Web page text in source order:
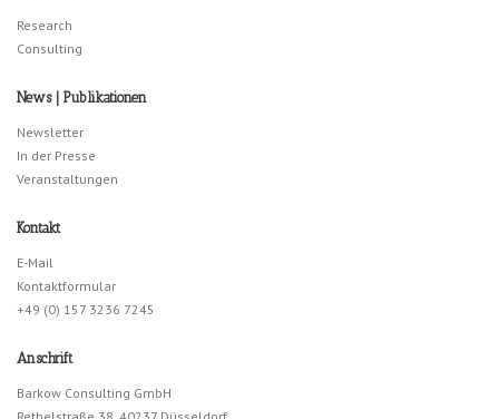
Research
Consulting
News | Publikationen
Newsletter
In der Presse
Veranstaltungen
Kontakt
E-Mail
Kontaktformular
+49 (0) 157 3236 7245
Anschrift
Barkow Consulting GmbH
Rethelstraße 38, 40237 Düsseldorf